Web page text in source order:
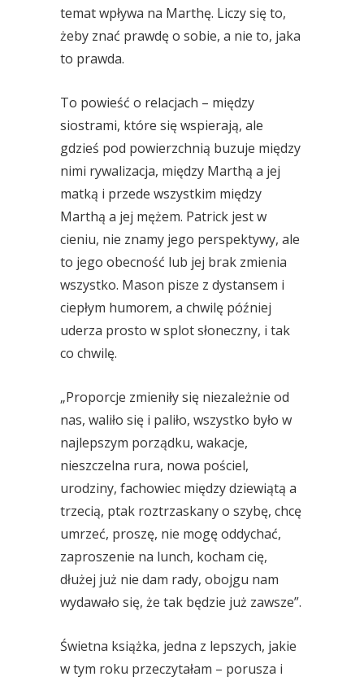
temat wpływa na Marthę. Liczy się to,
żeby znać prawdę o sobie, a nie to, jaka
to prawda.
To powieść o relacjach – między
siostrami, które się wspierają, ale
gdzieś pod powierzchnią buzuje między
nimi rywalizacja, między Marthą a jej
matką i przede wszystkim między
Marthą a jej mężem. Patrick jest w
cieniu, nie znamy jego perspektywy, ale
to jego obecność lub jej brak zmienia
wszystko. Mason pisze z dystansem i
ciepłym humorem, a chwilę później
uderza prosto w splot słoneczny, i tak
co chwilę.
„Proporcje zmieniły się niezależnie od
nas, waliło się i paliło, wszystko było w
najlepszym porządku, wakacje,
nieszczelna rura, nowa pościel,
urodziny, fachowiec między dziewiątą a
trzecią, ptak roztrzaskany o szybę, chcę
umrzeć, proszę, nie mogę oddychać,
zaproszenie na lunch, kocham cię,
dłużej już nie dam rady, obojgu nam
wydawało się, że tak będzie już zawsze”.
Świetna książka, jedna z lepszych, jakie
w tym roku przeczytałam – porusza i